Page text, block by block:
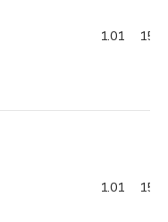
1.01 15.0
1.01 15.0